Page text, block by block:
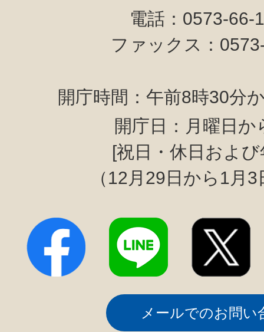
電話：0573-
ファックス：
開庁時間：午前8時30分
開庁日：月曜日か
[祝日・休日およ
（12月29日から1月
メールでのお問い